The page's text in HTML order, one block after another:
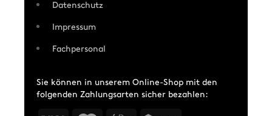
Datenschutz
Impressum
Fachpersonal
Sie können in unserem Online-Shop mit den
folgenden Zahlungsarten sicher bezahlen: